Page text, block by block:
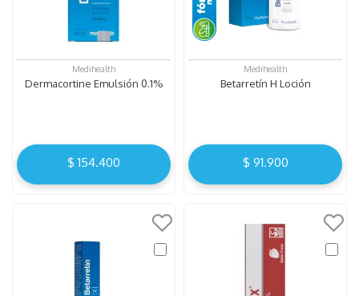
Medihealth
Dermacortine Emulsión 0.1%
$ 154.400
Medihealth
Betarretín H Loción
$ 91.900